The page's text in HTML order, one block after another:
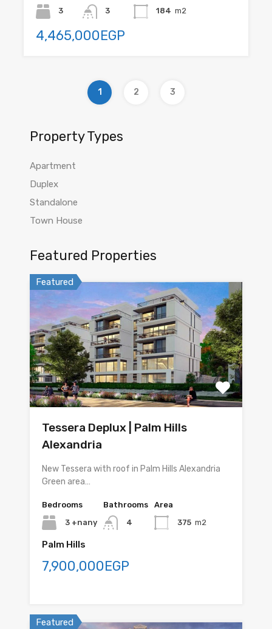
3
3
184 m2
4,465,000EGP
1 2 3
Property Types
Apartment
Duplex
Standalone
Town House
Featured Properties
Featured
Tessera Deplux | Palm Hills
Alexandria
New Tessera with roof in Palm Hills Alexandria
Green area…
Bedrooms
3 +nany
Bathrooms
4
Area
375 m2
Palm Hills
7,900,000EGP
Featured